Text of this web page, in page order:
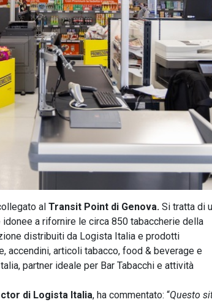
al Transit Point di Genova. Si tratta di
a rifornire le circa 850 tabaccherie della
distribuiti da Logista Italia e prodotti
accendini, articoli tabacco, food & beverage e
partner ideale per Bar Tabacchi e attività
di Logista Italia, ha commentato: “Questo